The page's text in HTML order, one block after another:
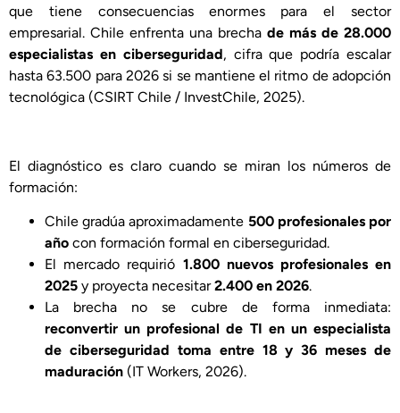
que tiene consecuencias enormes para el sector
empresarial. Chile enfrenta una brecha de más de 28.000
especialistas en ciberseguridad, cifra que podría escalar
hasta 63.500 para 2026 si se mantiene el ritmo de adopción
tecnológica (CSIRT Chile / InvestChile, 2025).
El diagnóstico es claro cuando se miran los números de
formación:
Chile gradúa aproximadamente 500 profesionales por
año con formación formal en ciberseguridad.
El mercado requirió 1.800 nuevos profesionales en
2025 y proyecta necesitar2.400 en 2026.
La brecha no se cubre de forma inmediata:
reconvertir un profesional de TI en un especialista
de ciberseguridad toma entre 18 y 36 meses de
maduración (IT Workers, 2026).